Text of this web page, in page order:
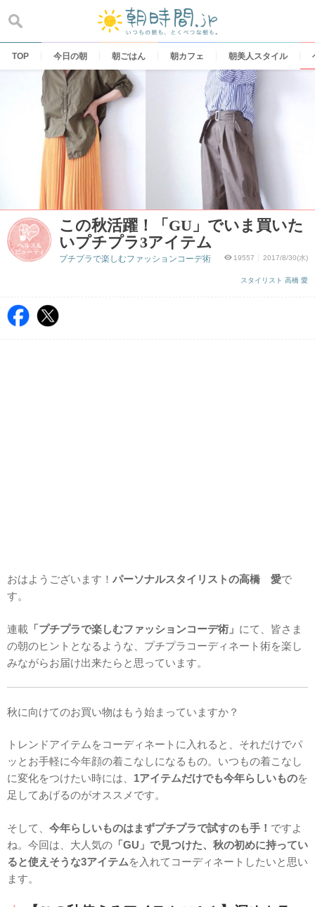
content
TOP 今日の朝 朝ごはん 朝カフェ 朝美人スタイル
この秋活躍！「GU」でいま買いた
いプチプラ3アイテム
19557 2017/8/30(水)
スタイリスト 高橋 愛
プチプラで楽しむファッションコーデ術
おはようございます！ パーソナルスタイリストの高橋 愛で
す。
連載 「プチプラで楽しむファッションコーデ術」 にて、皆さま
の朝のヒントとなるような、プチプラコーディネート術を楽し
みながらお届け出来たらと思っています。
秋に向けてのお買い物はもう始まっていますか？
トレンドアイテムをコーディネートに入れると、それだけでパ
ッとお手軽に今年顔の着こなしになるもの。いつもの着こなし
に変化をつけたい時には、 1アイテムだけでも今年らしいものを
足してあげるのがオススメです。
そして、 今年らしいものはまずプチプラで試すのも手！ ですよ
ね。今回は、大人気の 「GU」で見つけた、秋の初めに持ってい
ると使えそうな3アイテムを入れてコーディネートしたいと思い
ます。